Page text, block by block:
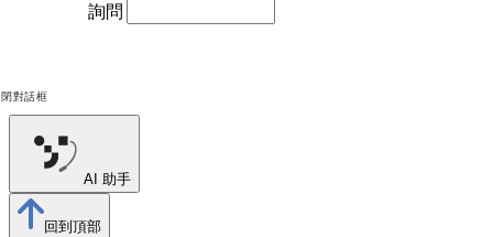
詢問
對話框
AI 助手
回到頂部